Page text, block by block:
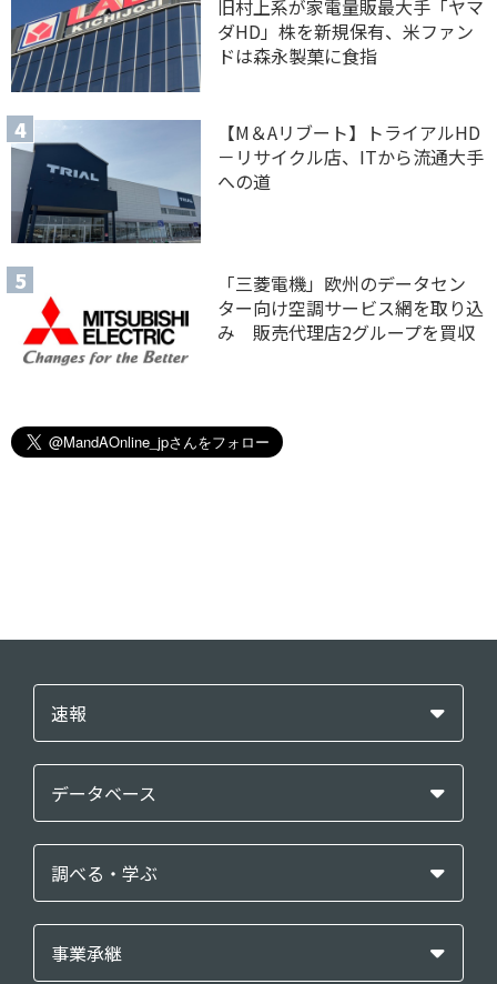
旧村上系が家電量販最大手「ヤマ
ダHD」株を新規保有、米ファン
ドは森永製菓に食指
【M＆Aリブート】トライアルHD
－リサイクル店、ITから流通大手
への道
「三菱電機」欧州のデータセン
ター向け空調サービス網を取り込
み 販売代理店2グループを買収
速報
データベース
調べる・学ぶ
事業承継